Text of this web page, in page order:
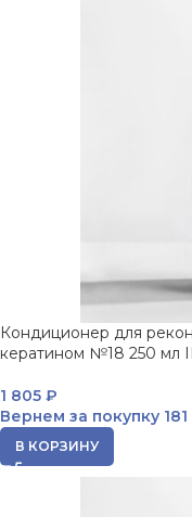
Кондиционер для
кератином №18 250 мл
1 805 ₽
Вернем за покупку
В КОРЗИНУ